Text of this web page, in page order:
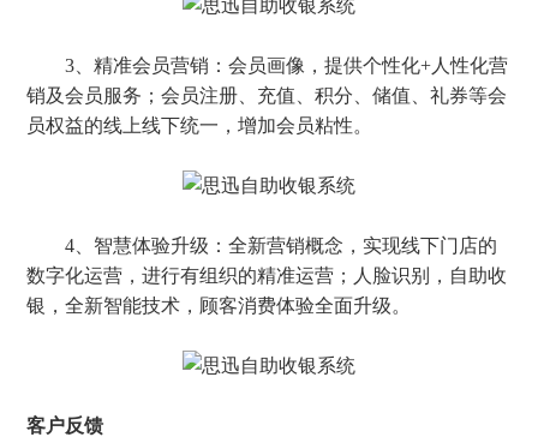
3、精准会员营销：会员画像，提供个性化+人性化营
销及会员服务；会员注册、充值、积分、储值、礼券等会
员权益的线上线下统一，增加会员粘性。
4、智慧体验升级：全新营销概念，实现线下门店的
数字化运营，进行有组织的精准运营；人脸识别，自助收
银，全新智能技术，顾客消费体验全面升级。
客户反馈